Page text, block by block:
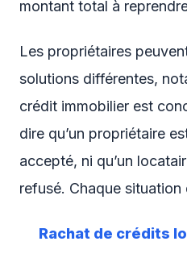
montant total à
Les propriétaires
solutions différentes,
crédit immobilier est
dire qu’un propriétaire
accepté, ni qu’un
refusé. Chaque
Rachat de crédits